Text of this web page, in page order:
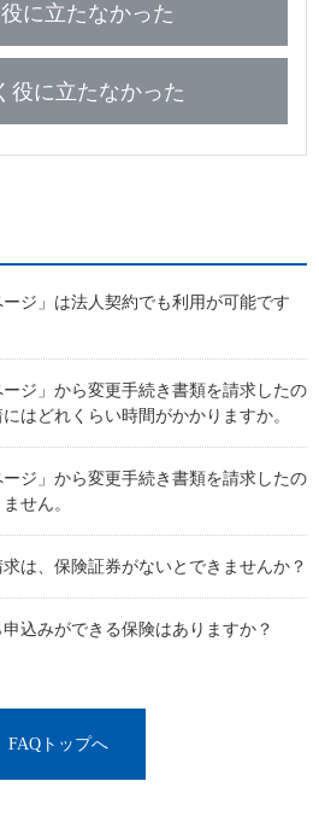
に立たなかった
役に立たなかった
ージ」は法人契約でも利用が可能です
ージ」から変更手続き書類を請求したの
はどれくらい時間がかかりますか。
ージ」から変更手続き書類を請求したの
せん。
は、保険証券がないとできませんか？
込みができる保険はありますか？
FAQトップへ